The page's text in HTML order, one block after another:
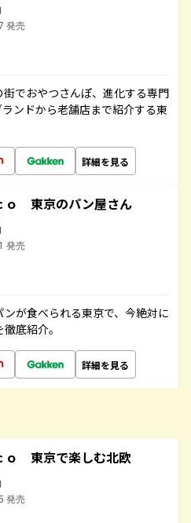
発売
でおやつさんぽ、進化する専門
ンドから老舗店まで紹介する東
詳細を見る
ｏ 東京のパン屋さん
発売
が食べられる東京で、今絶対に
底紹介。
詳細を見る
ｏ 東京で楽しむ北欧
発売